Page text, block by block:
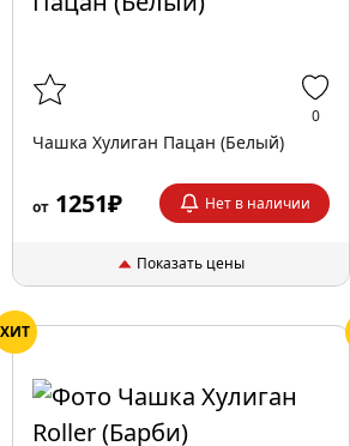
0
Чашка Хулиган Пацан (Белый)
от 1251₽ Нет в наличии
Показать цены
ХИТ